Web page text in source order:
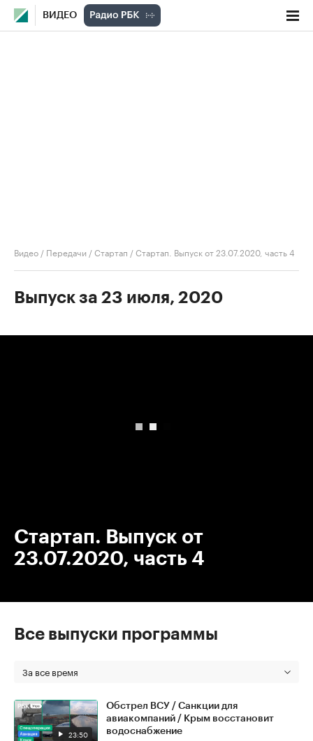
ВИДЕО
Видео / Передачи /Стартап /Стартап. Выпуск от 23.07.2020, часть 4
Выпуск за 23 июля, 2020
Стартап. Выпуск от
23.07.2020, часть 4
Все выпуски программы
За все время
23:50
Обстрел ВСУ / Санкции для
авиакомпаний / Крым восстановит
водоснабжение